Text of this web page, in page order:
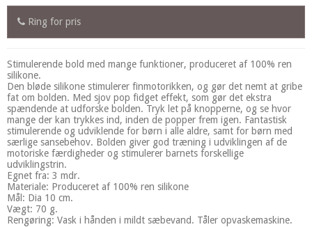
Ring for pris
Stimulerende bold med mange funktioner, produceret af 100% ren
silikone.
Den bløde silikone stimulerer finmotorikken, og gør det nemt at gribe
fat om bolden. Med sjov pop fidget effekt, som gør det ekstra
spændende at udforske bolden. Tryk let på knopperne, og se hvor
mange der kan trykkes ind, inden de popper frem igen. Fantastisk
stimulerende og udviklende for børn i alle aldre, samt for børn med
særlige sansebehov. Bolden giver god træning i udviklingen af de
motoriske færdigheder og stimulerer barnets forskellige
udviklingstrin.
Egnet fra: 3 mdr.
Materiale: Produceret af 100% ren silikone
Mål: Dia 10 cm.
Vægt: 70 g.
Rengøring: Vask i hånden i mildt sæbevand. Tåler opvaskemaskine.